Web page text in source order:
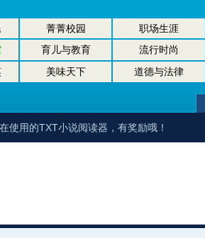
菁菁校园 职场生涯
育儿与教育 流行时尚
美味天下 道德与法律
使用的TXT小说阅读器，有奖励哦！